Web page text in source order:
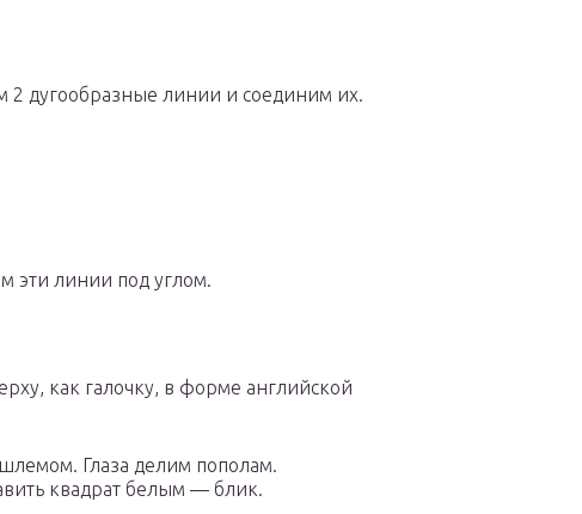
2 дугообразные линии и соединим их.
эти линии под углом.
как галочку, в форме английской
Глаза делим пополам.
квадрат белым — блик.